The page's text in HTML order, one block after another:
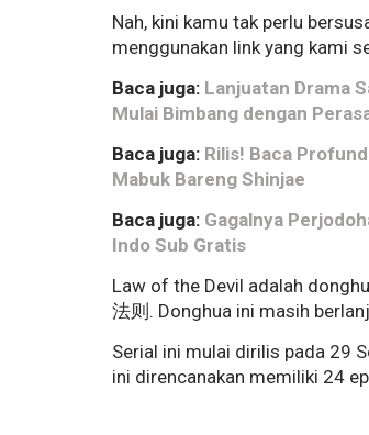
Nah, kini kamu tak perlu
menggunakan link yang kami
Baca juga: Lanjuatan Drama
Mulai Bimbang dengan
Baca juga: Rilis! Baca
Mabuk Bareng Shinjae
Baca juga: Gagalnya
Indo Sub Gratis
Law of the Devil adalah
法则. Donghua ini masih
Serial ini mulai dirilis pada 29
ini direncanakan memiliki 24